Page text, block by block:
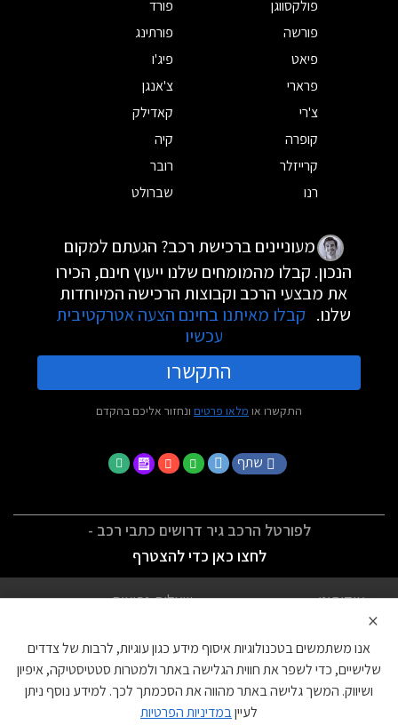
פולקסווגן
פורד
פורשה
פורתינג
פיאט
פיג'ו
פרארי
צ'אנגן
צ'רי
קאדילק
קופרה
קיה
קרייזלר
רובר
רנו
שברולט
מעוניינים ברכישת רכב? הגעתם למקום
הנכון. קבלו מהמומחים שלנו ייעוץ חינם, הכירו
את מבצעי הרכב וקבוצות הרכישה המיוחדות
שלנו. קבלו מאיתנו בחינם הצעה אטרקטיבית
עכשיו
התקשרו
התקשרו או מלאו פרטים ונחזור אליכם בהקדם
שתף
לפורטל הרכב גיר דרושים כתבי רכב -
לחצו כאן כדי להצטרף
אודותינו
שאלות נפוצות
הצהרת נגישות
צור קשר
עוגיות
×
אנו משתמשים בטכנולוגיות איסוף מידע כגון עוגיות, לרבות של צדדים
שלישיים, כדי לשפר את חווית הגלישה באתר ולמטרות סטטיסטיקה, איפיון
ושיווק. המשך גלישה באתר מהווה את הסכמתך לכך. למידע נוסף ניתן
לעייןבמדיניות הפרטיות